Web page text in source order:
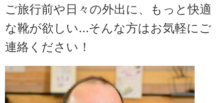
ご旅行前や日々の外出に、もっと快適
な靴が欲しい…そんな方はお気軽にご
連絡ください！